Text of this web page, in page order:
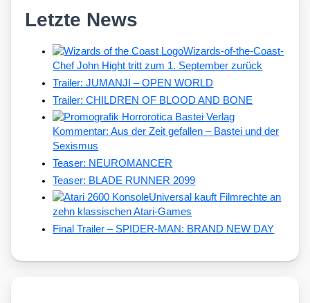
Letzte News
Wizards-of-the-Coast-
Chef John Hight tritt zum 1. September zurück
Trailer: JUMANJI – OPEN WORLD
Trailer: CHILDREN OF BLOOD AND BONE
Kommentar: Aus der Zeit gefallen – Bastei und der
Sexismus
Teaser: NEUROMANCER
Teaser: BLADE RUNNER 2099
Universal kauft Filmrechte an
zehn klassischen Atari-Games
Final Trailer – SPIDER-MAN: BRAND NEW DAY